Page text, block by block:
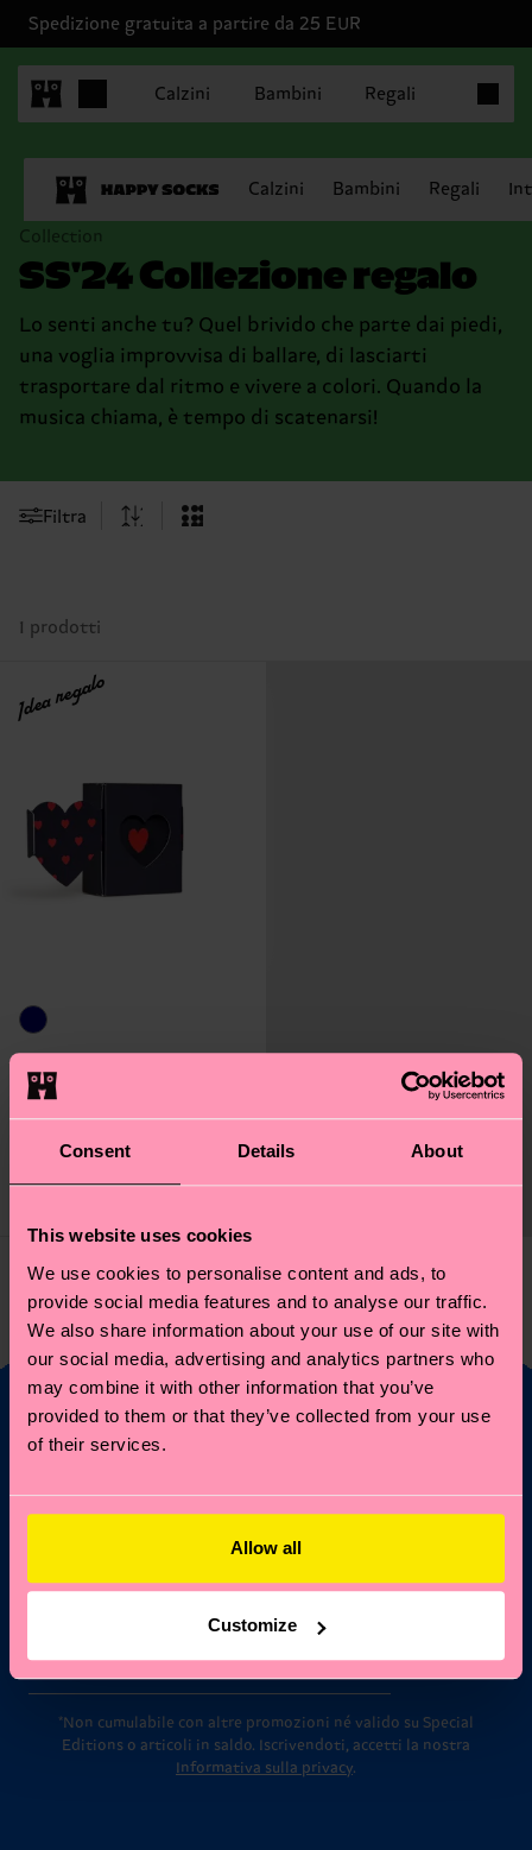
Consent Details About
This website uses cookies
We use cookies to personalise content and ads, to
provide social media features and to analyse our traffic.
We also share information about your use of our site with
our social media, advertising and analytics partners who
may combine it with other information that you’ve
provided to them or that they’ve collected from your use
of their services.
Allow all
Customize
Spedizione gratuita a partire da 25 EUR
Calzini Bambini Regali
Calzini Bambini Regali
Collection
SS'24 Collezione regalo
Lo senti anche tu? Quel brivido che parte dai piedi,
una voglia improvvisa di ballare, di lasciarti
trasportare dal ritmo e vivere a colori. Quando la
musica chiama, è tempo di scatenarsi!
Filtra
1 prodotti
Idea regalo
1-Pack Heart Sock Gift
Set
Hai già curiosato tra 1 di 1 prodotti!
sul tuo primo ordine?
sconto* e tutte le news e offerte più frizzanti!
*Non cumulabile con altre promozioni né valido su Special
Editions o articoli in saldo.
Iscrivendoti, accetti la nostra
Informativa sulla privacy.